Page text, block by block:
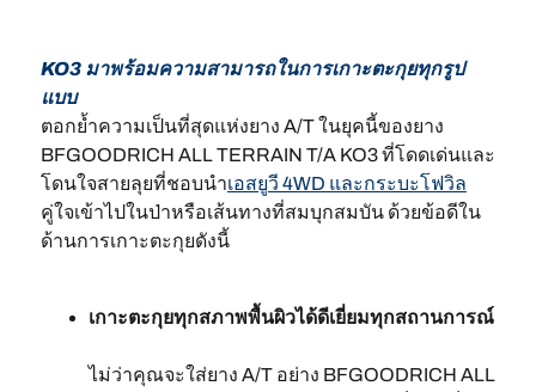
KO3 มาพร้อมความสามารถในการเกาะตะกุยทุกรูป
แบบ
ตอกย้ำความเป็นที่สุดแห่งยาง A/T ในยุคนี้ของยาง
BFGOODRICH ALL TERRAIN T/A KO3 ที่โดดเด่นและ
โดนใจสายลุยที่ชอบนำเอสยูวี 4WD และกระบะโฟวิล
คู่ใจเข้าไปในป่าหรือเส้นทางที่สมบุกสมบัน ด้วยข้อดีใน
ด้านการเกาะตะกุยดังนี้
เกาะตะกุยทุกสภาพพื้นผิวได้ดีเยี่ยมทุกสถานการณ์
ไม่ว่าคุณจะใส่ยาง A/T อย่าง BFGOODRICH ALL